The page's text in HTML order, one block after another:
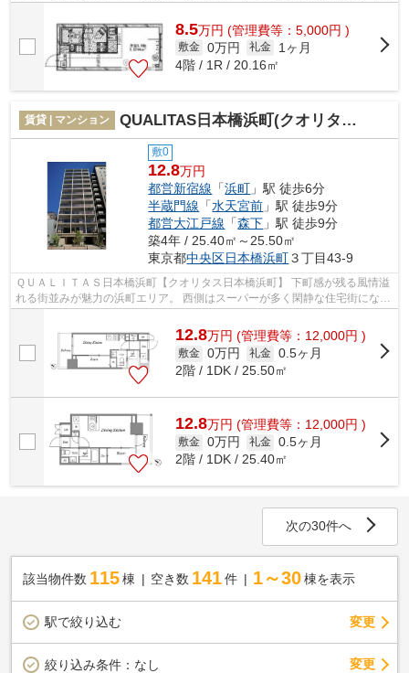
8.5万円 (管理費等：5,000円 )
敷金 0万円 礼金
1ヶ月
4階 / 1R / 20.16㎡
賃貸 | マンション QUALITAS日本橋浜町(クオリタス日本橋浜町)
敷0
12.8万円
都営新宿線 「浜町 」駅 徒歩6分
半蔵門線 「水天宮前 」駅 徒歩9分
都営大江戸線 「森下 」駅 徒歩9分
築4年 / 25.40㎡～25.50㎡
東京都中央区日本橋浜町３丁目43-9
ＱＵＡＬＩＴＡＳ日本橋浜町【クオリタス日本橋浜町】 下町感が残る風情溢
れる街並みが魅力の浜町エリア。 西側はスーパーが多く閑静な住宅街になっ
ており、 東側は自然が多く穏やか...
12.8万円 (管理費等：12,000円 )
敷金 0万円 礼金 0.5ヶ月
2階 / 1DK / 25.50㎡
12.8万円 (管理費等：12,000円 )
敷金 0万円 礼金 0.5ヶ月
2階 / 1DK / 25.40㎡
次の30件へ
該当物件数 115棟 空き数 141 件 1～30 棟を表示
駅で絞り込む 変更
絞り込み条件： なし 変更